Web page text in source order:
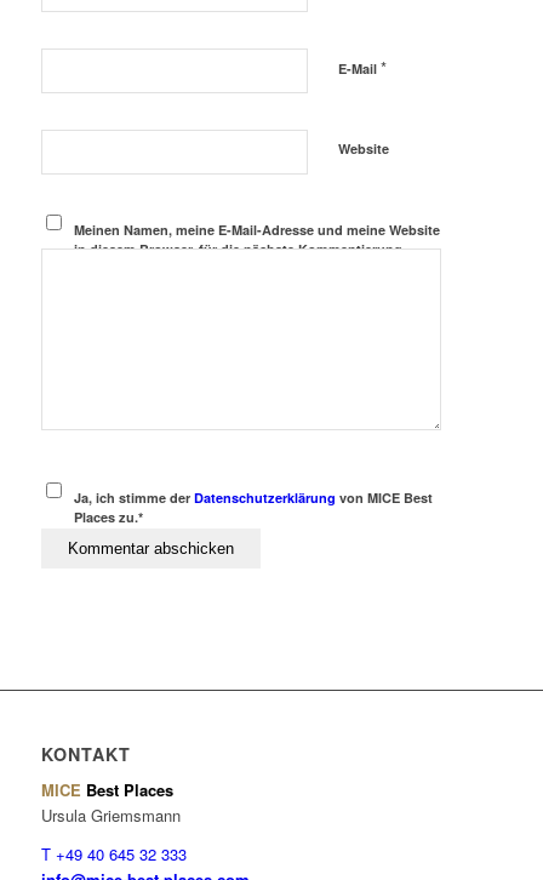
E-Mail *
Website
Meinen Namen, meine E-Mail-Adresse und meine Website
in diesem Browser, für die nächste Kommentierung,
Ja, ich stimme derDatenschutzerklärung von MICE Best
Places zu.*
KONTAKT
MICE Best Places
Ursula Griemsmann
T +49 40 645 32 333